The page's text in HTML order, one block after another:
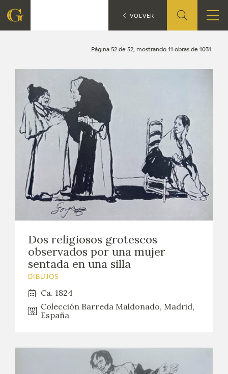
CENTRO DE INVESTIGACIÓN Y DOCUMENTACIÓN
ACCIÓN CORPORATIVA
CONTACTO
PROGRAMACIÓN
ACTIVIDADES
SALA DE PRENSA
Página 52 de 52, mostrando 11 obras de 1031.
Dos religiosos grotescos
observados por una mujer
sentada en una silla
DIBUJOS
Ca. 1824
Colección Barreda Maldonado, Madrid,
España
CATÁLOGO Búsqueda
VOLVER